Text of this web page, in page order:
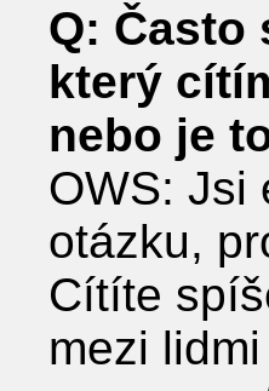
Q: Často
který
nebo je
OWS: Jsi
otázku,
Cítíte
mezi